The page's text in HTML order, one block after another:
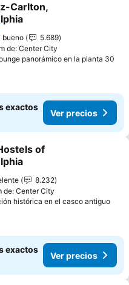
a favoritos
Carlton,
bueno
5.689
de: Center City
panorámico en la planta 30
exactos
Ver precios
a favoritos
of
8.232
de: Center City
histórica en el casco antiguoVer
exactos
Ver precios